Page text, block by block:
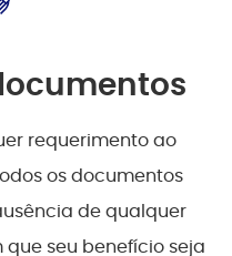
requerimento ao
os documentos
de qualquer
seu benefício seja